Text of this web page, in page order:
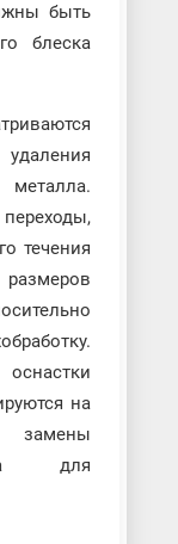
быть
блеска
течения
на
для